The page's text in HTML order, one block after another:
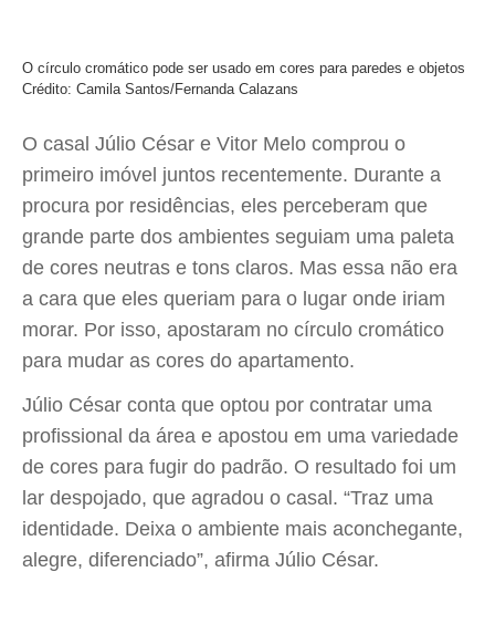
O círculo cromático pode ser usado em cores para paredes e objetos
Crédito: Camila Santos/Fernanda Calazans
O casal Júlio César e Vitor Melo comprou o
primeiro imóvel juntos recentemente. Durante a
procura por residências, eles perceberam que
grande parte dos ambientes seguiam uma paleta
de cores neutras e tons claros. Mas essa não era
a cara que eles queriam para o lugar onde iriam
morar. Por isso, apostaram no círculo cromático
para mudar as cores do apartamento.
Júlio César conta que optou por contratar uma
profissional da área e apostou em uma variedade
de cores para fugir do padrão. O resultado foi um
lar despojado, que agradou o casal. “Traz uma
identidade. Deixa o ambiente mais aconchegante,
alegre, diferenciado”, afirma Júlio César.